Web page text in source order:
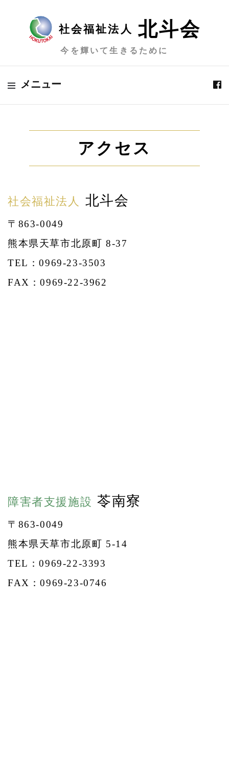
社会福祉法人 北斗会
今を輝いて生きるために
メニュー
アクセス
社会福祉法人 北斗会
〒863-0049
熊本県天草市北原町 8-37
TEL：0969-23-3503
FAX：0969-22-3962
障害者支援施設 苓南寮
〒863-0049
熊本県天草市北原町 5-14
TEL：0969-22-3393
FAX：0969-23-0746